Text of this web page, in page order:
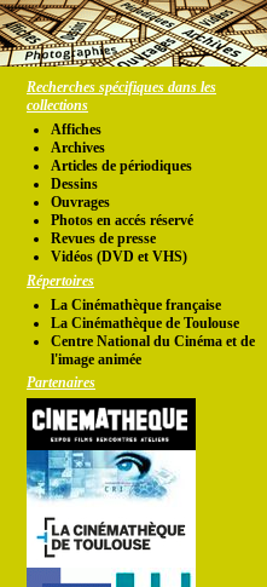
Recherches spécifiques dans les
collections
Affiches
Archives
Articles de périodiques
Dessins
Ouvrages
Photos en accés réservé
Revues de presse
Vidéos (DVD et VHS)
Répertoires
La Cinémathèque française
La Cinémathèque de Toulouse
Centre National du Cinéma et de
l'image animée
Partenaires